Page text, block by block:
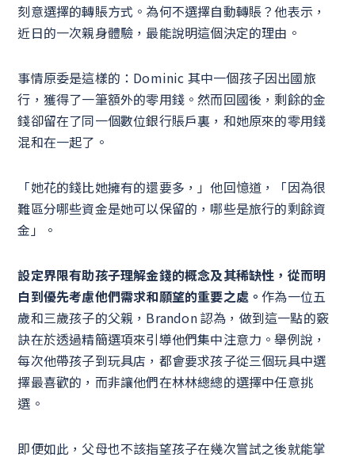
刻意選擇的轉賬方式。為何不選擇自動轉賬？他表示，
近日的一次親身體驗，最能說明這個決定的理由。
事情原委是這樣的：Dominic 其中一個孩子因出國旅
行，獲得了一筆額外的零用錢。然而回國後，剩餘的金
錢卻留在了同一個數位銀行賬戶裏，和她原來的零用錢
混和在一起了。
「她花的錢比她擁有的還要多，」他回憶道，「因為很
難區分哪些資金是她可以保留的，哪些是旅行的剩餘資
金」。
設定界限有助孩子理解金錢的概念及其稀缺性，從而明
白到優先考慮他們需求和願望的重要之處。作為一位五
歲和三歲孩子的父親，Brandon 認為，做到這一點的竅
訣在於透過精簡選項來引導他們集中注意力。舉例說，
每次他帶孩子到玩具店，都會要求孩子從三個玩具中選
擇最喜歡的，而非讓他們在林林總總的選擇中任意挑
選。
即便如此，父母也不該指望孩子在幾次嘗試之後就能掌